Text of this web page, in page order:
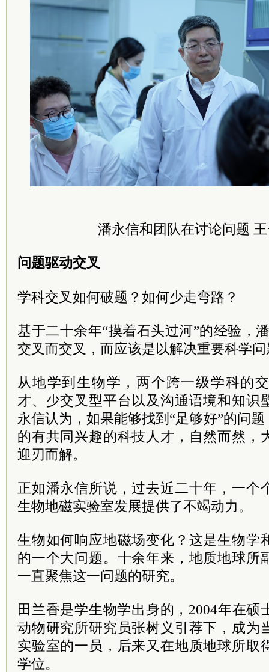
潘永信和团队在讨论问题
问题驱动交叉
学科交叉如何破题？如何少走弯路？
基于二十余年“摸着石头过河”的经验，
交叉而交叉，而应该是以解决重要科学
从地学到生物学，两个跨一级学科的
才、少交叉型平台以及沟通语境和知识
永信认为，如果能够找到“足够好”的问
的有共同兴趣的科技人才，自然而然，
迎刃而解。
正如潘永信所说，过去近二十年，一个
生物地磁实验室发展提供了不竭动力。
生物如何响应地磁场变化？这是生物学
的一个大问题。十余年来，地质地球所
一直聚焦这一问题的研究。
田兰香是学生物学出身的，2004年在硕
动物研究所研究员张树义引荐下，成为
实验室的一员，后来又在地质地球所取
学位。